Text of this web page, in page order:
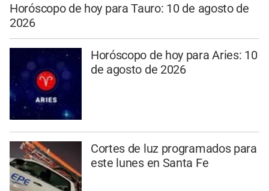
Horóscopo de hoy para Tauro: 10 de agosto de
2026
Horóscopo de hoy para Aries: 10
de agosto de 2026
Cortes de luz programados para
este lunes en Santa Fe